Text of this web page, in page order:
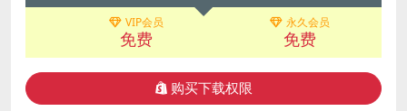
VIP会员
免费
永久会员
免费
购买下载权限